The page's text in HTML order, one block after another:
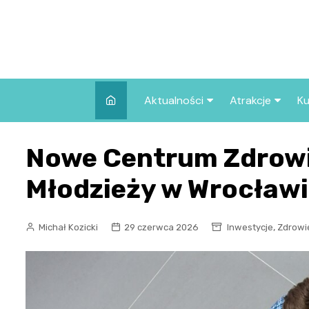
Aktualności
Wszystkie wpisy
Atrakcje
we Wrocławiu
Co warto
Wrocławiu?
Nowe Centrum
Młodzieży w
Michał Kozicki 29 czerwca 2026 Inwestycje,